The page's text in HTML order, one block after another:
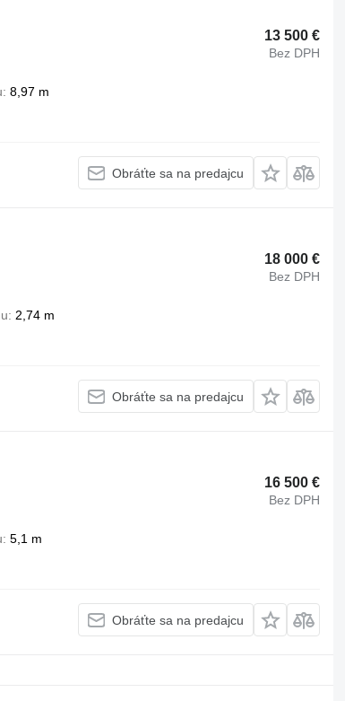
13 500 €
Bez DPH
8,97 m
Obráťte sa na predajcu
18 000 €
Bez DPH
2,74 m
Obráťte sa na predajcu
16 500 €
Bez DPH
5,1 m
Obráťte sa na predajcu